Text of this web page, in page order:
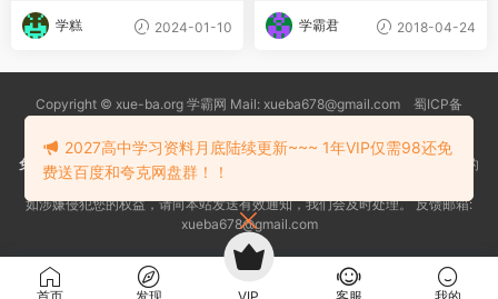
学糕 2024-01-10 学霸君 2018-04-24
Copyright © xue-ba.org 学霸网 Mail: xueba678@gmail.com 蜀ICP备
常见问题
更新日志 忘记密码本站推荐浏览器：Edge浏览器
免责声明：本站资源均搜索自互联网和网友分享,仅供大家学习交流,不对资料的
真实性和安全性负责！
如涉嫌侵犯您的权益，请向本站发送有效通知，我们会及时处理。 反馈邮箱:
xueba678@gmail.com
2027高中学习资料月底陆续更新~~~ 1年VIP仅需98还免
费送百度和夸克网盘群！！